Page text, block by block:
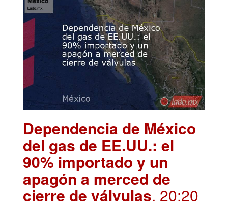
Dependencia de México
del gas de EE.UU.: el
90% importado y un
apagón a merced de
cierre de válvulas. 20:20